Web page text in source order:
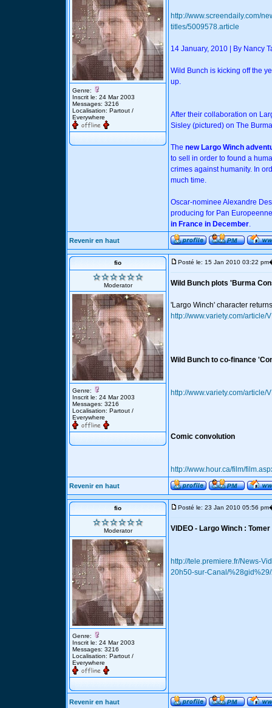
Genre:
Inscrit le: 24 Mar 2003
Messages: 3216
Localisation: Partout /
Everywhere
http://www.screendaily.com/
titles/5009578.article
14 January, 2010 | By Nancy
Wild Bunch is kicking off the
up.
After their collaboration on
Sisley (pictured) on The
The new Largo Winch
to sell in order to found a
crimes against humanity. In
much time.
Oscar-nominee Alexandre
producing for Pan
in France in December.
Revenir en haut
fio
Moderator
Genre:
Inscrit le: 24 Mar 2003
Messages: 3216
Localisation: Partout /
Everywhere
Posté le: 15 Jan 2010 03:22 pm
Wild Bunch plots 'Burma
'Largo Winch' character
http://www.variety.com/
Wild Bunch to co-finance
http://www.variety.com/
Comic convolution
http://www.hour.ca/film/
Revenir en haut
fio
Moderator
Genre:
Inscrit le: 24 Mar 2003
Messages: 3216
Localisation: Partout /
Everywhere
Posté le: 23 Jan 2010 05:56 pm
VIDEO - Largo Winch :
http://tele.premiere.fr/News-
20h50-sur-Canal/
Revenir en haut